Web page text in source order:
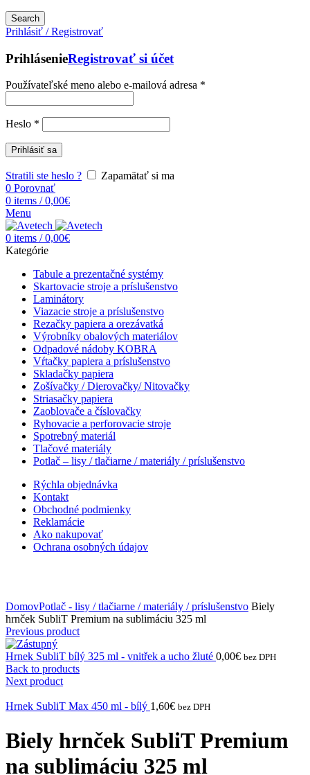
Search
Prihlásiť / Registrovať
PrihlásenieRegistrovať si účet
Používateľské meno alebo e-mailová adresa *
Heslo *
Prihlásiť sa
Stratili ste heslo ?
Zapamätať si ma
0 Porovnať
0 items / 0,00€
Menu
0 items / 0,00€
Kategórie
Tabule a prezentačné systémy
Skartovacie stroje a príslušenstvo
Laminátory
Viazacie stroje a príslušenstvo
Rezačky papiera a orezávatká
Výrobníky obalových materiálov
Odpadové nádoby KOBRA
Vŕtačky papiera a príslušenstvo
Skladačky papiera
Zošívačky / Dierovačky/ Nitovačky
Striasačky papiera
Zaoblovače a číslovačky
Ryhovacie a perforovacie stroje
Spotrebný materiál
Tlačové materiály
Potlač – lisy / tlačiarne / materiály / príslušenstvo
Rýchla objednávka
Kontakt
Obchodné podmienky
Reklamácie
Ako nakupovať
Ochrana osobných údajov
DomovPotlač - lisy / tlačiarne / materiály / príslušenstvo Biely
hrnček SubliT Premium na sublimáciu 325 ml
Previous product
Hrnek SubliT bílý 325 ml - vnitřek a ucho žluté 0,00€ bez DPH
Back to products
Next product
Hrnek SubliT Max 450 ml - bílý 1,60€ bez DPH
Biely hrnček SubliT Premium
na sublimáciu 325 ml